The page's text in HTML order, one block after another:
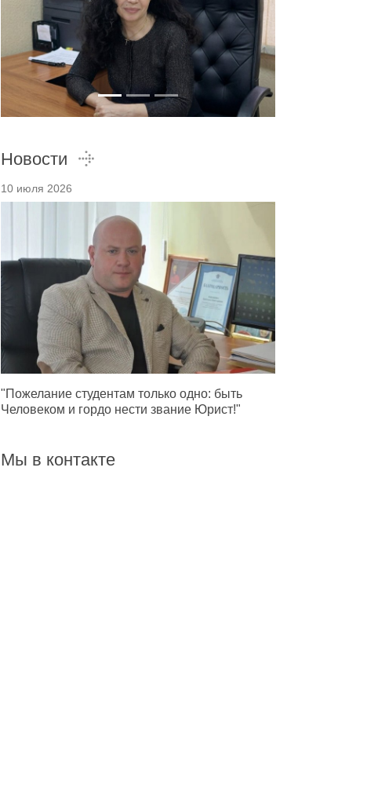
Новости
10 июля 2026
"Пожелание студентам только одно: быть
Человеком и гордо нести звание Юрист!"
Мы в контакте